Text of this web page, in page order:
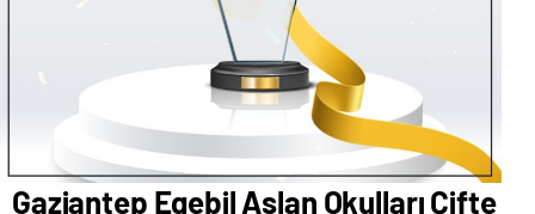
Gaziantep Egebil Aslan Okulları Çifte